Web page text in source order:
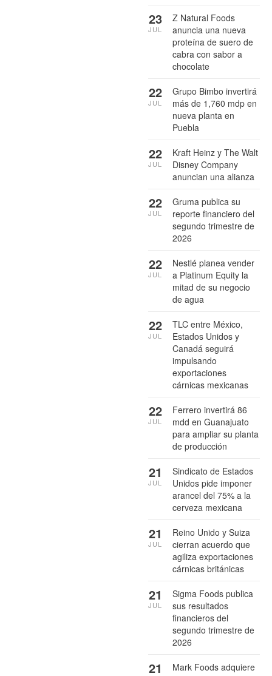
Z Natural Foods
anuncia una nueva
proteína de suero de
cabra con sabor a
chocolate
23
JUL
Grupo Bimbo invertirá
más de 1,760 mdp en
nueva planta en
Puebla
22
JUL
Kraft Heinz y The Walt
Disney Company
anuncian una alianza
22
JUL
Gruma publica su
reporte financiero del
segundo trimestre de
2026
22
JUL
Nestlé planea vender
a Platinum Equity la
mitad de su negocio
de agua
22
JUL
TLC entre México,
Estados Unidos y
Canadá seguirá
impulsando
exportaciones
cárnicas mexicanas
22
JUL
Ferrero invertirá 86
mdd en Guanajuato
para ampliar su planta
de producción
22
JUL
Sindicato de Estados
Unidos pide imponer
arancel del 75% a la
cerveza mexicana
21
JUL
Reino Unido y Suiza
cierran acuerdo que
agiliza exportaciones
cárnicas británicas
21
JUL
Sigma Foods publica
sus resultados
financieros del
segundo trimestre de
2026
21
JUL
Mark Foods adquiere
21